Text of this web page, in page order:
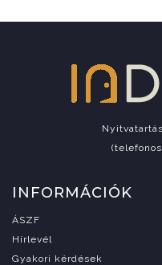
INFORMÁCIÓK
ÁSZF
Hírlevél
Gyakori kérdések